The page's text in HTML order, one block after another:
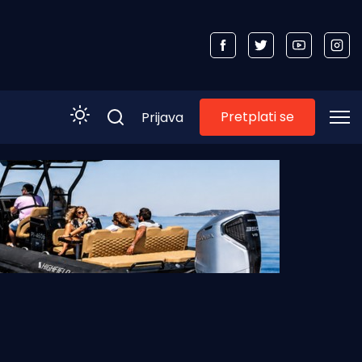
Prijava Pretplati se